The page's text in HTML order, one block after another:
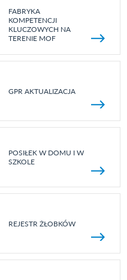
FABRYKA
KOMPETENCJI
KLUCZOWYCH NA
TERENIE MOF
GPR AKTUALIZACJA
POSIŁEK W DOMU I W
SZKOLE
REJESTR ŻŁOBKÓW